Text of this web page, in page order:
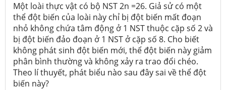
Một loài thực vật có bộ NST 2n =26. Giả sử có một
thể đột biến của loài này chỉ bị đột biến mất đoạn
nhỏ không chứa tâm động ở 1 NST thuộc cặp số 2 và
bị đột biến đảo đoạn ở 1 NST ở cặp số 8. Cho biết
không phát sinh đột biến mới, thể đột biến này giảm
phân bình thường và không xảy ra trao đổi chéo.
Theo lí thuyết, phát biểu nào sau đây sai về thể đột
biến này?